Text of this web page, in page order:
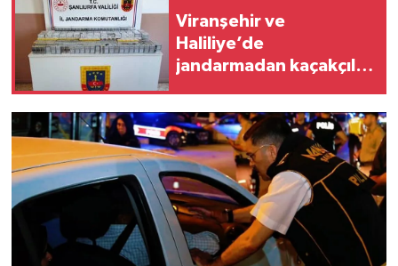
Viranşehir ve
Haliliye’de
jandarmadan kaçakçılık